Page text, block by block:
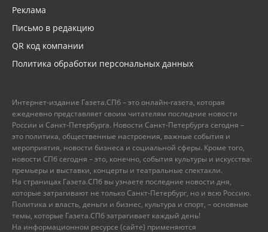
Реклама
Письмо в редакцию
QR код компании
Политика обработки персональных данных
Интернет-издание Газета.СПб – это онлайн-газета, которая
ежедневно представляет своим читателям последние новости
России и Санкт-Петербурга. Новости Санкт-Петербурга сегодня –
это политика, общественные настроения, важные события и
мероприятия, новости бизнеса и социальной сферы. Кроме того,
новости СПб сегодня – это, конечно, события культуры и искусства:
премьеры и выставки, концерты и театральные спектакли.
На страницах Газета.СПб вы узнаете последние новости дня,
которые затрагивают не только Санкт-Петербург, но и всю Россию.
Политика и власть, деньги и бизнес, культура и спорт, – основные
темы, которые Газета.СПб затрагивает каждый день!
На информационном ресурсе (сайте) применяются